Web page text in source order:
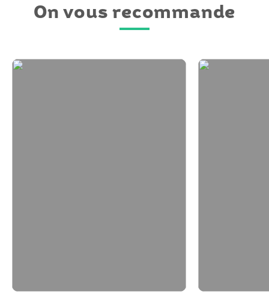
On vous recommande